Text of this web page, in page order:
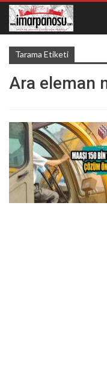
Tarama Etiketi
Ara eleman